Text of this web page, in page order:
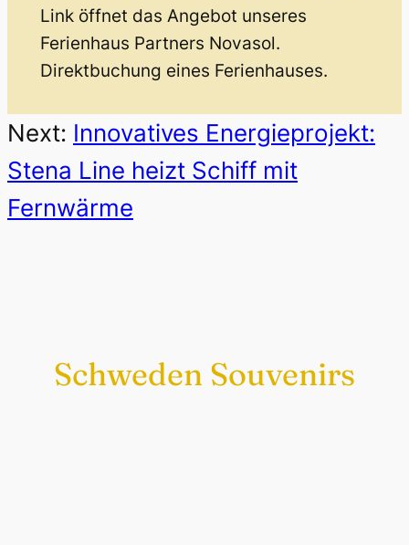
Link öffnet das Angebot unseres
Ferienhaus Partners Novasol.
Direktbuchung eines Ferienhauses.
Next: Innovatives Energieprojekt:
Stena Line heizt Schiff mit
Fernwärme
Schweden Souvenirs